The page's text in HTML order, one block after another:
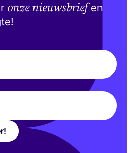
onze nieuwsbriefen